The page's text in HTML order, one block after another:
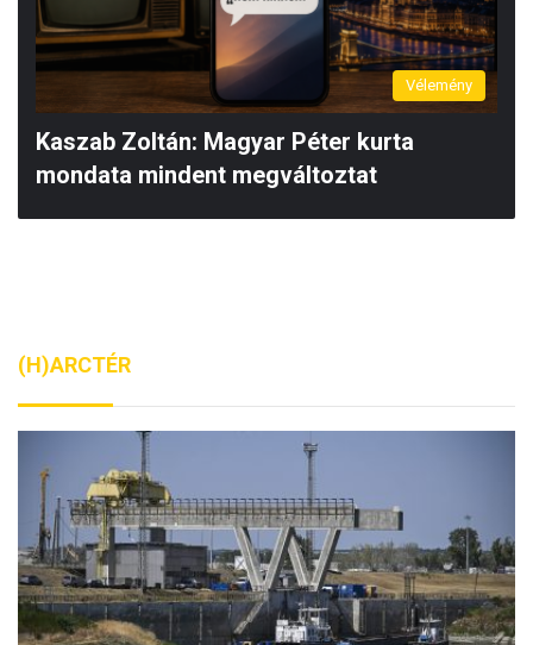
Vélemény
Kaszab Zoltán: Magyar Péter kurta
mondata mindent megváltoztat
(H)ARCTÉR